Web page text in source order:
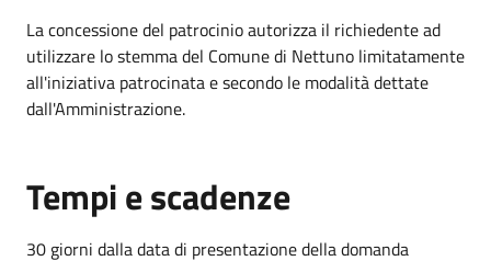
La concessione del patrocinio autorizza il richiedente ad
utilizzare lo stemma del Comune di Nettuno limitatamente
all'iniziativa patrocinata e secondo le modalità dettate
dall'Amministrazione.
Tempi e scadenze
30 giorni dalla data di presentazione della domanda